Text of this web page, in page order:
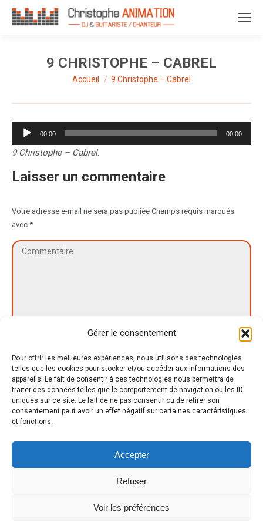
Gérer le consentement
Pour offrir les meilleures expériences, nous utilisons des technologies
telles que les cookies pour stocker et/ou accéder aux informations des
appareils. Le fait de consentir à ces technologies nous permettra de
traiter des données telles que le comportement de navigation ou les ID
uniques sur ce site. Le fait de ne pas consentir ou de retirer son
consentement peut avoir un effet négatif sur certaines caractéristiques
et fonctions.
Accepter
Refuser
Voir les préférences
9 CHRISTOPHE – CABREL
Vous êtes ici :
Accueil 9 Christophe – Cabrel
Lecteur
audio
00:00 00:00
9 Christophe – Cabrel.
Laisser un commentaire
Votre adresse e-mail ne sera pas publiée Champs requis marqués
avec *
Commentaire
Nom *
E-mail *
Site Web
Save my name, email, and website in this browser for the next time I